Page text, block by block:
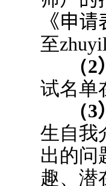
《申
至
（2
试名单
（3
生自我
出的问
趣、潜